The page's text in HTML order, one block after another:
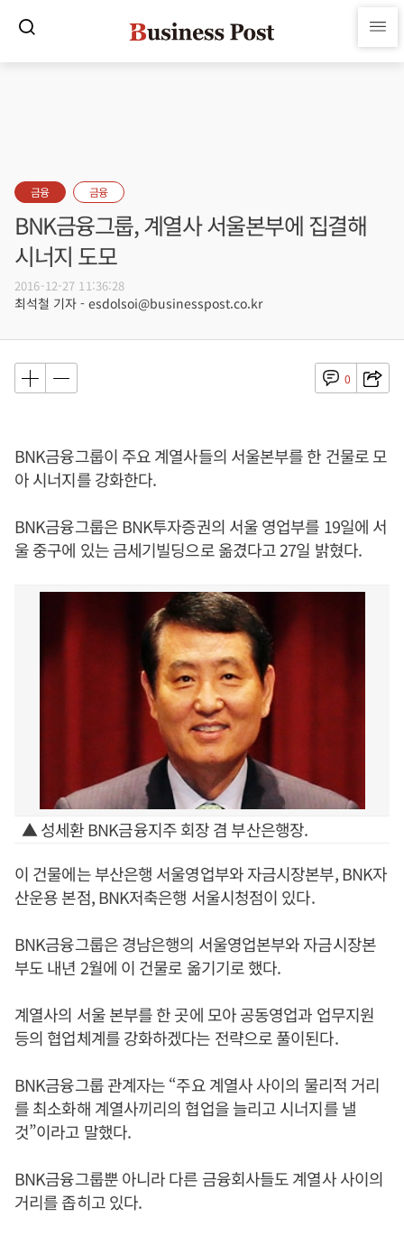
금융 금융
BNK금융그룹, 계열사 서울본부에 집결해
시너지 도모
2016-12-27 11:36:28
최석철 기자 - esdolsoi@businesspost.co.kr
0
BNK금융그룹이 주요 계열사들의 서울본부를 한 건물로 모
아 시너지를 강화한다.
BNK금융그룹은 BNK투자증권의 서울 영업부를 19일에 서
울 중구에 있는 금세기빌딩으로 옮겼다고 27일 밝혔다.
▲ 성세환 BNK금융지주 회장 겸 부산은행장.
이 건물에는 부산은행 서울영업부와 자금시장본부, BNK자
산운용 본점, BNK저축은행 서울시청점이 있다.
BNK금융그룹은 경남은행의 서울영업본부와 자금시장본
부도 내년 2월에 이 건물로 옮기기로 했다.
계열사의 서울 본부를 한 곳에 모아 공동영업과 업무지원
등의 협업체계를 강화하겠다는 전략으로 풀이된다.
BNK금융그룹 관계자는 “주요 계열사 사이의 물리적 거리
를 최소화해 계열사끼리의 협업을 늘리고 시너지를 낼
것”이라고 말했다.
BNK금융그룹뿐 아니라 다른 금융회사들도 계열사 사이의
거리를 좁히고 있다.